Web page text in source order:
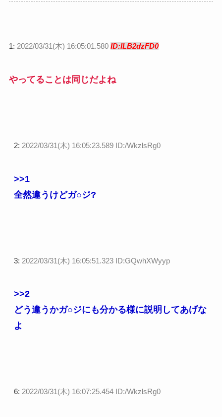
1: 2022/03/31(木) 16:05:01.580 ID:ILB2dzFD0
やってることは同じだよね
2: 2022/03/31(木) 16:05:23.589 ID:/WkzlsRg0
>>1
全然違うけどガ○ジ?
3: 2022/03/31(木) 16:05:51.323 ID:GQwhXWyyp
>>2
どう違うかガ○ジにも分かる様に説明してあげな
よ
6: 2022/03/31(木) 16:07:25.454 ID:/WkzlsRg0